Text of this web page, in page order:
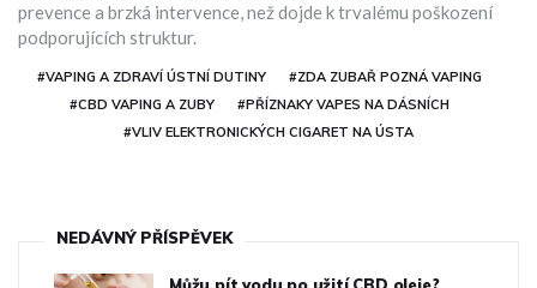
prevence a brzká intervence, než dojde k trvalému poškození
podporujících struktur.
#VAPING A ZDRAVÍ ÚSTNÍ DUTINY
#ZDA ZUBAŘ POZNÁ VAPING
#CBD VAPING A ZUBY
#PŘÍZNAKY VAPES NA DÁSNÍCH
#VLIV ELEKTRONICKÝCH CIGARET NA ÚSTA
NEDÁVNÝ PŘÍSPĚVEK